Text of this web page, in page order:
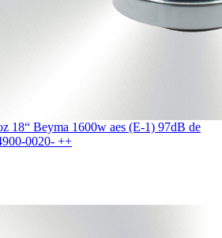
18“ Beyma 1600w aes (E-1) 97dB de
0020- ++